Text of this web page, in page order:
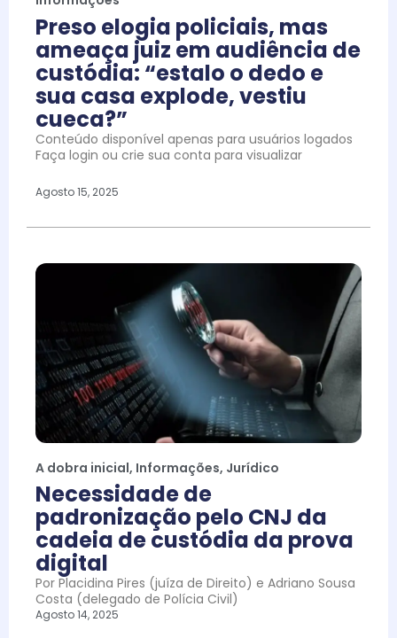
Preso elogia policiais, mas
ameaça juiz em audiência de
custódia: “estalo o dedo e
sua casa explode, vestiu
cueca?”
Conteúdo disponível apenas para usuários logados
Faça login ou crie sua conta para visualizar
Agosto 15, 2025
A dobra inicial, Informações, Jurídico
Necessidade de
padronização pelo CNJ da
cadeia de custódia da prova
digital
Por Placidina Pires (juíza de Direito) e Adriano Sousa
Costa (delegado de Polícia Civil)
Agosto 14, 2025